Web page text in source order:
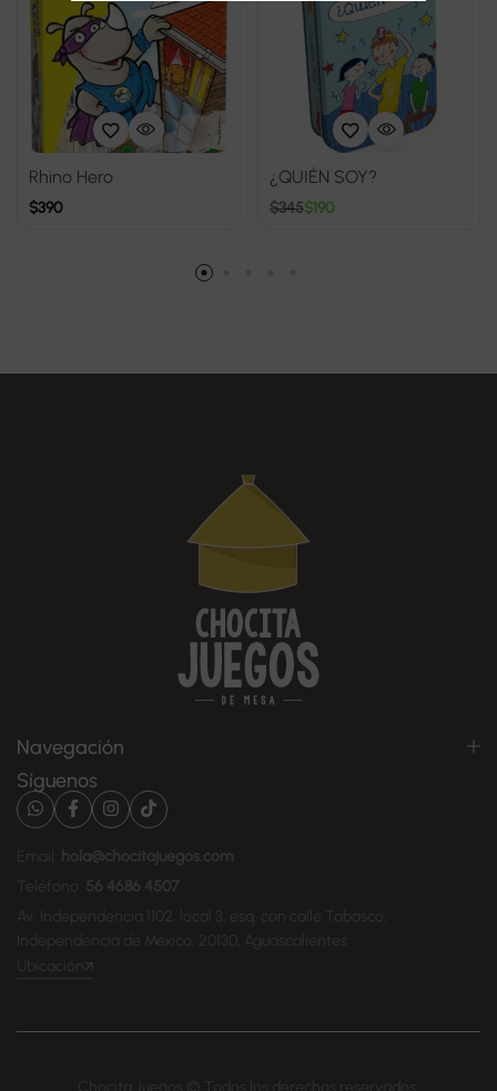
Rhino Hero
$390
¿QUIÉN SOY?
$345$190
Navegación
Síguenos
Email:
hola@chocitajuegos.com
Teléfono: 56 4686 4507
Av. Independencia 1102, local 3, esq. con calle Tabasco,
Independencia de México, 20130, Aguascalientes
Ubicación
Chocita Juegos © Todos los derechos reservados.